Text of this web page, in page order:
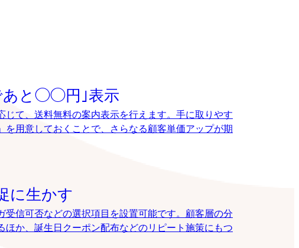
あと◯◯円｣表示
じて、送料無料の案内表示を行えます。手に取りやす
を用意しておくことで、さらなる顧客単価アップが期
に生かす
受信可否などの選択項目を設置可能です。顧客層の分
ほか、誕生日クーポン配布などのリピート施策にもつ